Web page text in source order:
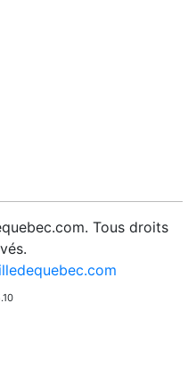
Tous droits